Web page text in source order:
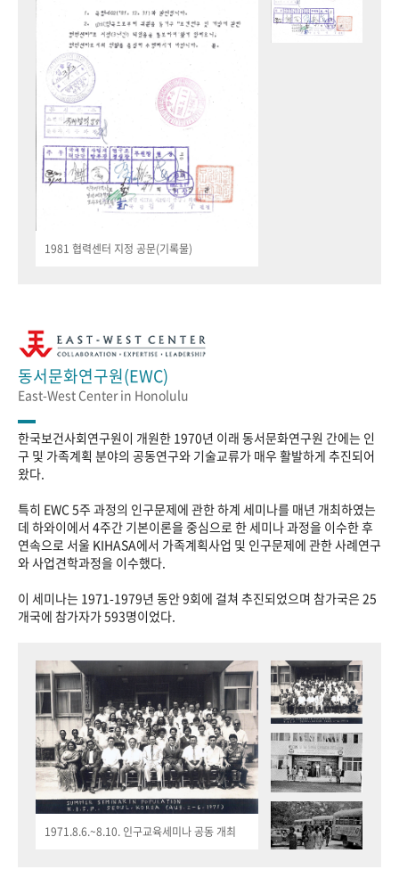
1981 협력센터 지정 공문(기록물)
동서문화연구원(EWC)
East-West Center in Honolulu
한국보건사회연구원이 개원한 1970년 이래 동서문화연구원 간에는 인
구 및 가족계획 분야의 공동연구와 기술교류가 매우 활발하게 추진되어
왔다.
특히 EWC 5주 과정의 인구문제에 관한 하계 세미나를 매년 개최하였는
데 하와이에서 4주간 기본이론을 중심으로 한 세미나 과정을 이수한 후
연속으로 서울 KIHASA에서 가족계획사업 및 인구문제에 관한 사례연구
와 사업견학과정을 이수했다.
이 세미나는 1971-1979년 동안 9회에 걸쳐 추진되었으며 참가국은 25
개국에 참가자가 593명이었다.
1971.8.6.~8.10. 인구교육세미나 공동 개최